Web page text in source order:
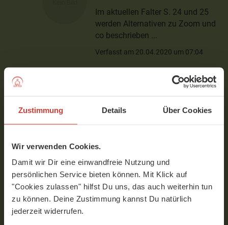
Zustimmung Details Über Cookies
Wir verwenden Cookies.
Damit wir Dir eine einwandfreie Nutzung und
persönlichen Service bieten können. Mit Klick auf
"Cookies zulassen" hilfst Du uns, das auch weiterhin tun
zu können. Deine Zustimmung kannst Du natürlich
jederzeit widerrufen.
Im aktuellen Falter S. 24 und 25
werden Alternativen zu Zoom und
co beschrieben ...
Verfasst am 20.04.2020 um 07:04
Programm heute:
den kashmirischen Shivaismus und wie er
unser hetiges Verständnis von Yoga prägt.
Mit diesem Link kannst Du teilnehmen:
... ich bin neu hier und frage mich, wann
genau ist heute? Gibt es an dieser Stelle
eine Uhrzeit? Denn ursprünglich las ich,